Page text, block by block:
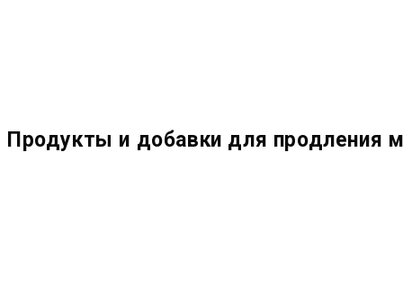
Продукты и добавки для продления